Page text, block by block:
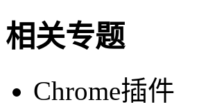
相关专题
Chrome插件